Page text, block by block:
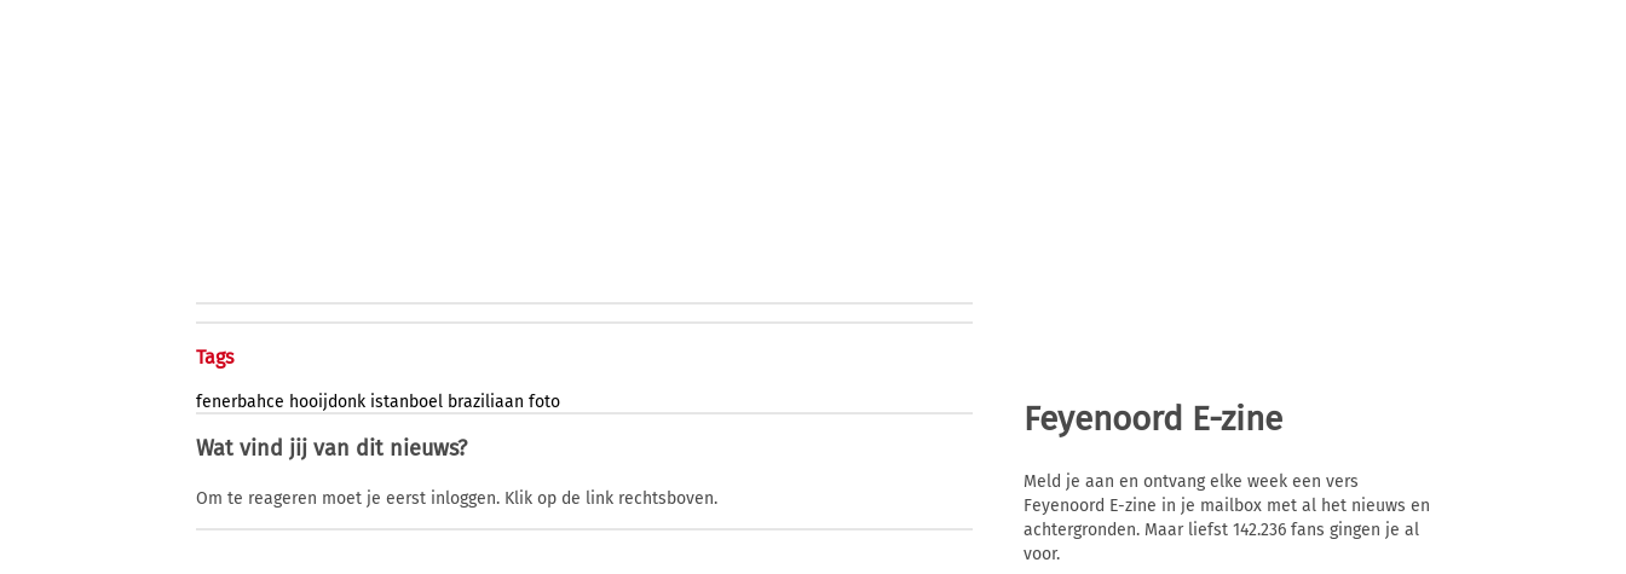
Tags
fenerbahce hooijdonk istanboel braziliaan foto
Wat vind jij van dit nieuws?
Om te reageren moet je eerst inloggen. Klik op de link rechtsboven.
Feyenoord E-zine
Meld je aan en ontvang elke week een vers
Feyenoord E-zine in je mailbox met al het nieuws en
achtergronden. Maar liefst 142.236 fans gingen je al
voor.